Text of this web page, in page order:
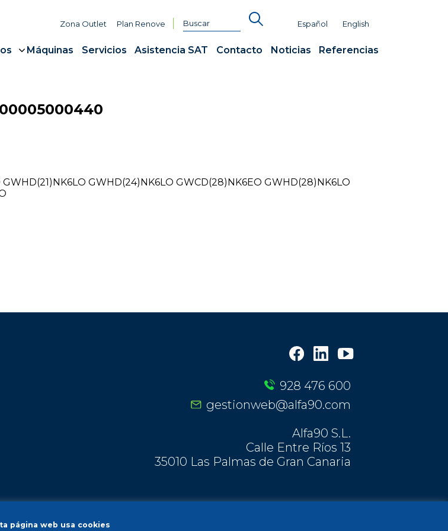
Zona Outlet Plan Renove Español English
Máquinas Servicios Asistencia SAT Contacto Noticias Referencias
GWHD(24)NK6LO GWCD(28)NK6EO GWHD(28)NK6LO
928 476 600
gestionweb@alfa90.com
Alfa90 S.L.
Calle Entre Ríos 13
35010 Las Palmas de Gran Canaria
© 2026 Todos los derechos reservados - Alfa90
página web usa cookies